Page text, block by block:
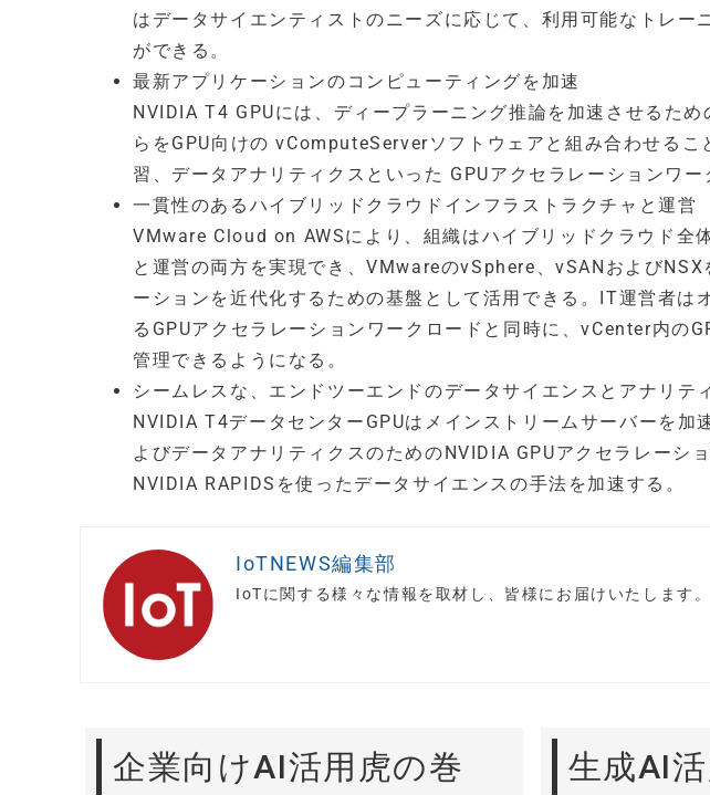
はデータサイエンティストのニーズに応じて、利用可能なトレー
ができる。
最新アプリケーションのコンピューティングを加速
NVIDIA T4 GPUには、ディープラーニング推論を加速させるた
らをGPU向けの vComputeServerソフトウェアと組み合わせる
習、データアナリティクスといった GPUアクセラレーションワー
一貫性のあるハイブリッドクラウドインフラストラクチャと運営
VMware Cloud on AWSにより、組織はハイブリッドクラウド全
と運営の両方を実現でき、VMwareのvSphere、vSANおよび
ーションを近代化するための基盤として活用できる。IT運営者は
るGPUアクセラレーションワークロードと同時に、vCenter内の
管理できるようになる。
シームレスな、エンドツーエンドのデータサイエンスとアナリテ
NVIDIA T4データセンターGPUはメインストリームサーバーを加
よびデータアナリティクスのためのNVIDIA GPUアクセラレーシ
NVIDIA RAPIDSを使ったデータサイエンスの手法を加速する。
IoTNEWS編集部
IoTに関する様々な情報を取材し、皆様にお届けいたします。
企業向けAI活用虎の巻 生成AI